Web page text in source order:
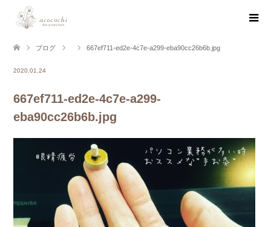
ブログ 667ef711-ed2e-4c7e-a299-eba90cc26b6b.jpg
2020.01.24
667ef711-ed2e-4c7e-a299-
eba90cc26b6b.jpg